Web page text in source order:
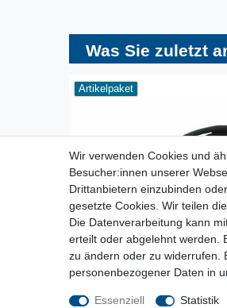
Was Sie zuletzt
Artikelpaket
[Paket] CEE Adapter
Wir verwenden Cookies und
Besucher:innen unserer
Drittanbietern einzubinden
gesetzte Cookies. Wir teilen
Die Datenverarbeitung kann
erteilt oder abgelehnt werden.
zu ändern oder zu widerrufen.
personenbezogener Daten in
Essenziell Statistik